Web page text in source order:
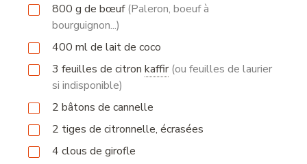
800 g de bœuf(Paleron, boeuf à
bourguignon...)
400 mlde lait de coco
3 feuilles de citron kaffir (ou feuilles de laurier
si indisponible)
2 bâtons de cannelle
2 tiges de citronnelle, écrasées
4 clous de girofle